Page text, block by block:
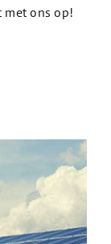
met ons op!